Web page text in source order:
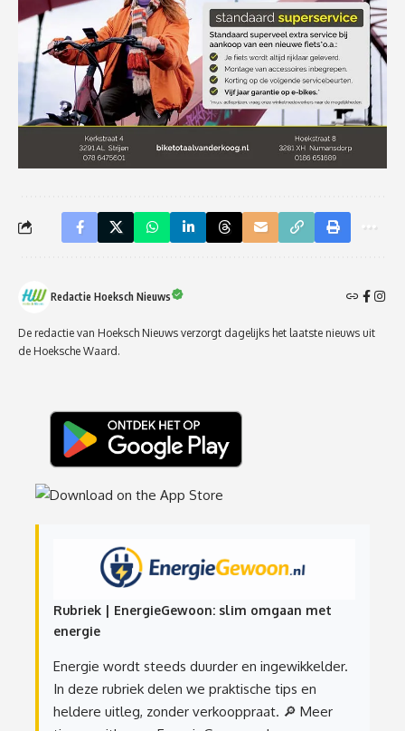
Redactie Hoeksch Nieuws
De redactie van Hoeksch Nieuws verzorgt dagelijks het laatste nieuws uit
de Hoeksche Waard.
Rubriek | EnergieGewoon: slim omgaan met
energie
Energie wordt steeds duurder en ingewikkelder.
In deze rubriek delen we praktische tips en
heldere uitleg, zonder verkooppraat. 🔎 Meer